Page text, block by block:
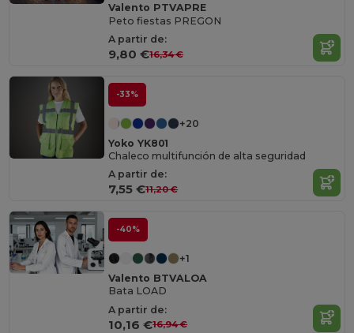
Valento PTVAPRE
Peto fiestas PREGON
A partir de:
9,80 €16,34 €
-33%
+20
Yoko YK801
Chaleco multifunción de alta seguridad
A partir de:
7,55 €11,20 €
-40%
+1
Valento BTVALOA
Bata LOAD
A partir de:
10,16 €16,94 €